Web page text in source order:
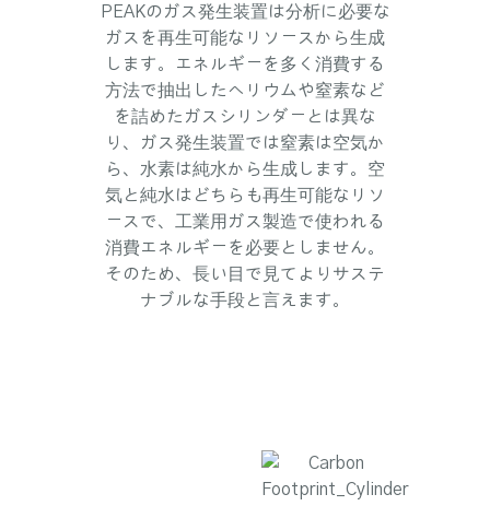
PEAKのガス発生装置は分析に必要な
ガスを再生可能なリソースから生成
します。エネルギーを多く消費する
方法で抽出したヘリウムや窒素など
を詰めたガスシリンダーとは異な
り、ガス発生装置では窒素は空気か
ら、水素は純水から生成します。空
気と純水はどちらも再生可能なリソ
ースで、工業用ガス製造で使われる
消費エネルギーを必要としません。
そのため、長い目で見てよりサステ
ナブルな手段と言えます。